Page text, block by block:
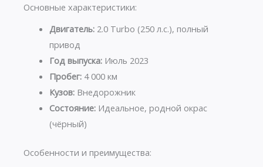
Основные характеристики:
Двигатель:2.0 Turbo (250 л.с.), полный
привод
Год выпуска:Июль 2023
Пробег:4 000 км
Кузов:Внедорожник
Состояние:Идеальное, родной окрас
(чёрный)
Особенности и преимущества: